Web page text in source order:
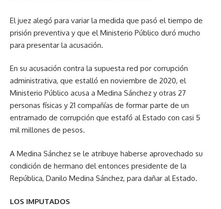
El juez alegó para variar la medida que pasó el tiempo de
prisión preventiva y que el Ministerio Público duró mucho
para presentar la acusación.
En su acusación contra la supuesta red por corrupción
administrativa, que estalló en noviembre de 2020, el
Ministerio Público acusa a Medina Sánchez y otras 27
personas físicas y 21 compañías de formar parte de un
entramado de corrupción que estafó al Estado con casi 5
mil millones de pesos.
A Medina Sánchez se le atribuye haberse aprovechado su
condición de hermano del entonces presidente de la
República, Danilo Medina Sánchez, para dañar al Estado.
LOS IMPUTADOS